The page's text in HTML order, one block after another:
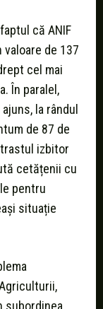
că ANIF
de 137
cel mai
În paralel,
la rândul
de 87 de
izbitor
cetățenii cu
pentru
situație
subordinea